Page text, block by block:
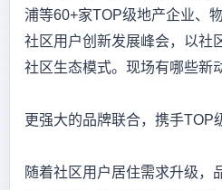
浦等60+家TOP级地产企业、
社区用户创新发展峰会，以社
社区生态模式。现场有哪些新
更强大的品牌联合，携手TOP
随着社区用户居住需求升级，